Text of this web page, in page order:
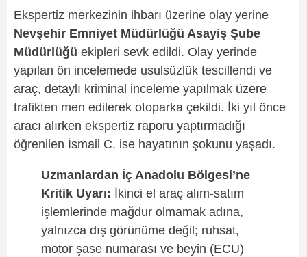
Ekspertiz merkezinin ihbarı üzerine olay yerine
Nevşehir Emniyet Müdürlüğü Asayiş Şube
Müdürlüğü ekipleri sevk edildi. Olay yerinde
yapılan ön incelemede usulsüzlük tescillendi ve
araç, detaylı kriminal inceleme yapılmak üzere
trafikten men edilerek otoparka çekildi. İki yıl önce
aracı alırken ekspertiz raporu yaptırmadığı
öğrenilen İsmail C. ise hayatının şokunu yaşadı.
Uzmanlardan İç Anadolu Bölgesi’ne
Kritik Uyarı: İkinci el araç alım-satım
işlemlerinde mağdur olmamak adına,
yalnızca dış görünüme değil; ruhsat,
motor şase numarası ve beyin (ECU)